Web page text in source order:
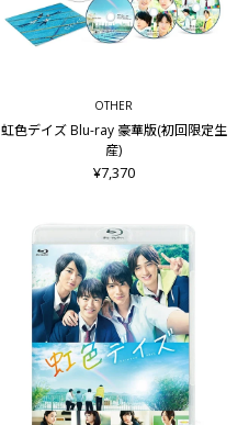
OTHER
虹色デイズ Blu-ray 豪華版(初回限定生
産)
¥7,370